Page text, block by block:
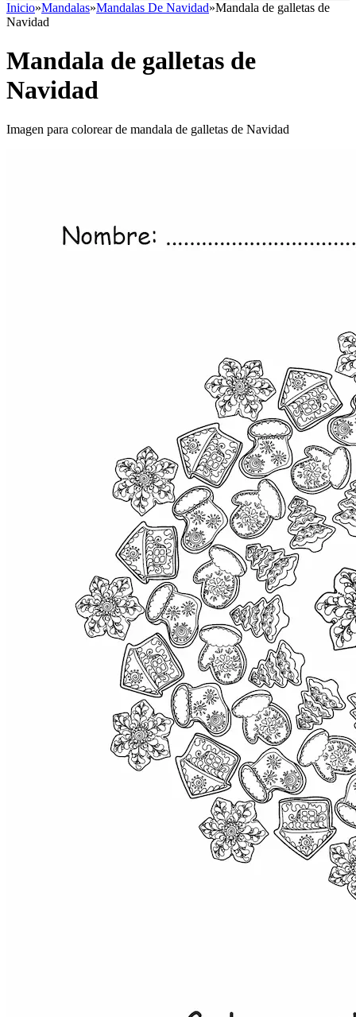
Inicio»Mandalas»Mandalas De Navidad»Mandala de galletas de
Navidad
Mandala de galletas de
Navidad
Imagen para colorear de mandala de galletas de Navidad